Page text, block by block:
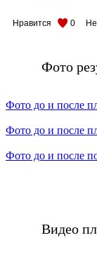
Нравится 0
Фото
Фото до и после
Фото до и после
Фото до и после
Видео